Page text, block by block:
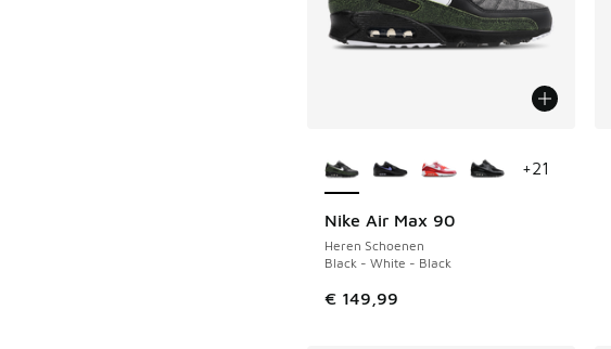
Nike Air Max 90
Heren Schoenen
Black - White - Black
€ 149,99
+21